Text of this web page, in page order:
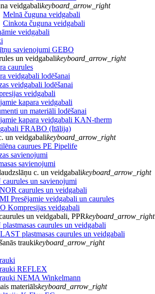
veidgabalikeyboard_arrow_right
Melnā čuguna veidgabali
Cinkota čuguna veidgabali
veidgabali
savienojumi GEBO
un veidgabalikeyboard_arrow_right
caurules
veidgabali lodēšanai
veidgabali lodēšanai
veidgabali
kapara veidgabali
un materiāli lodēšanai
kapara veidgabali KAN-therm
FRABO (Itālija)
un veidgabalikeyboard_arrow_right
caurues PE Pipelife
savienojumi
savienojumi
c. un veidgabalikeyboard_arrow_right
un savienojumi
caurules un veidgabali
Presējamie veidgabali un caurules
Kompresijas veidgabali
un veidgabali, PPRkeyboard_arrow_right
caurules un veidgabali
plastmasas caurules un veidgabali
traukikeyboard_arrow_right
REFLEX
NEMA Winkelmann
materiālskeyboard_arrow_right